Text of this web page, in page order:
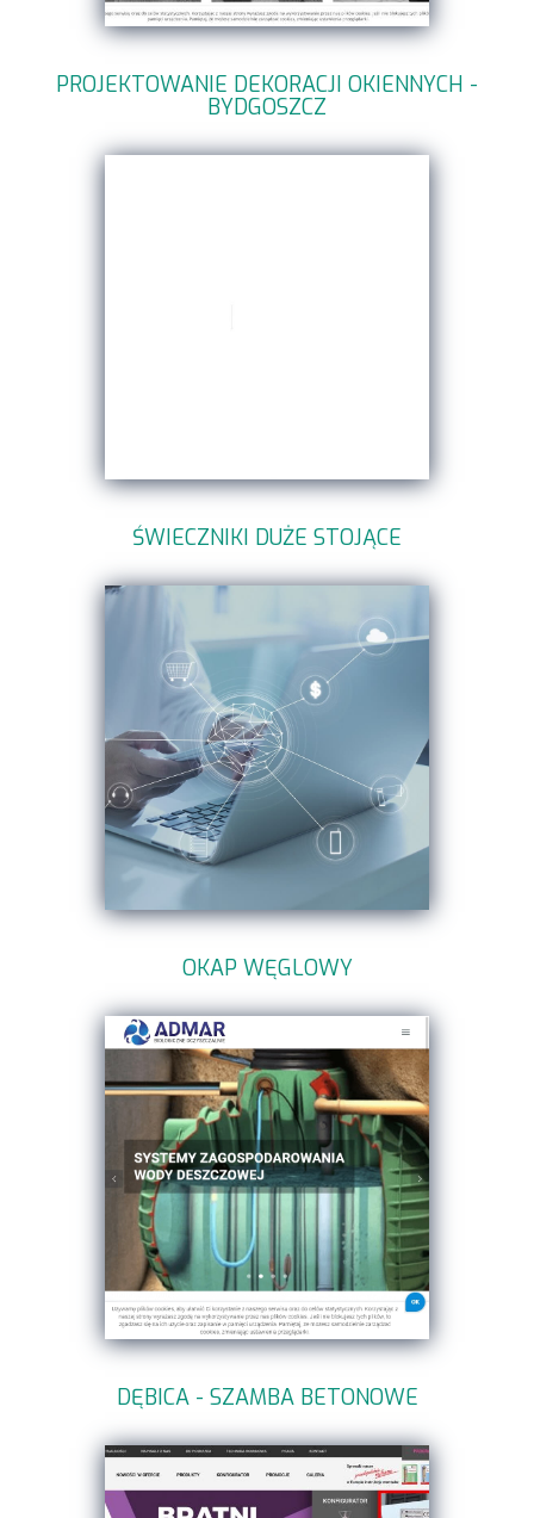
PROJEKTOWANIE DEKORACJI OKIENNYCH -
BYDGOSZCZ
ŚWIECZNIKI DUŻE STOJĄCE
OKAP WĘGLOWY
DĘBICA - SZAMBA BETONOWE